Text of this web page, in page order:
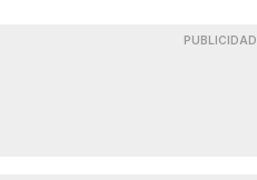
PUBLICIDAD